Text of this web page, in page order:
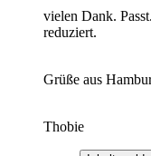
vielen Dank.
reduziert.
Grüße aus
Thobie